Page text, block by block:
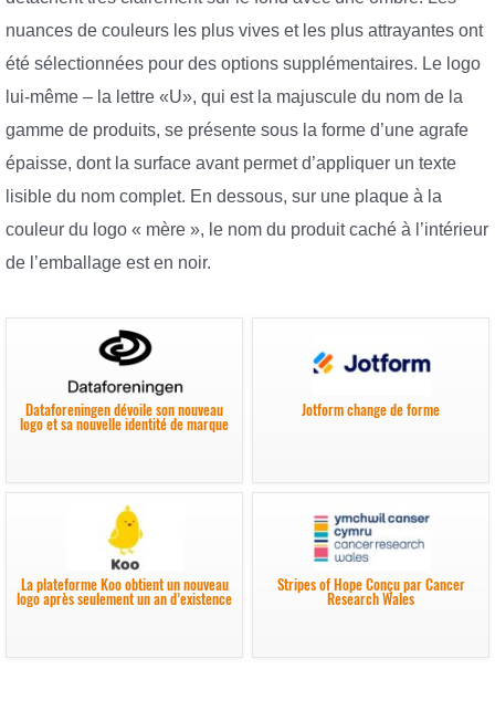
nuances de couleurs les plus vives et les plus attrayantes ont
été sélectionnées pour des options supplémentaires. Le logo
lui-même – la lettre «U», qui est la majuscule du nom de la
gamme de produits, se présente sous la forme d’une agrafe
épaisse, dont la surface avant permet d’appliquer un texte
lisible du nom complet. En dessous, sur une plaque à la
couleur du logo « mère », le nom du produit caché à l’intérieur
de l’emballage est en noir.
Dataforeningen dévoile son nouveau
logo et sa nouvelle identité de marque
Jotform change de forme
La plateforme Koo obtient un nouveau
logo après seulement un an d’existence
Stripes of Hope Conçu par Cancer
Research Wales